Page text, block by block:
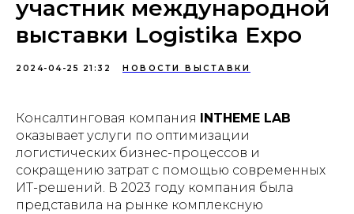
участник международной
выставки Logistika Expo
2024-04-25 21:32 НОВОСТИ ВЫСТАВКИ
Консалтинговая компания INTHEME LAB
оказывает услуги по оптимизации
логистических бизнес-процессов и
сокращению затрат с помощью современных
ИТ-решений. В 2023 году компания была
представила на рынке комплексную